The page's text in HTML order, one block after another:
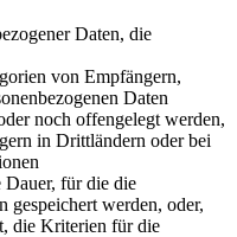
Daten, die
von Empfängern,
Daten
noch offengelegt werden,
in Drittländern oder bei
für die die
gespeichert werden, oder,
die Kriterien für die